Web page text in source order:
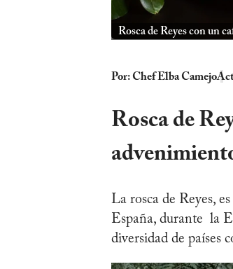
Rosca de Reyes con un
Por:Chef Elba Camejo
Rosca de
La rosca de Reyes,
España, durante la
diversidad de países